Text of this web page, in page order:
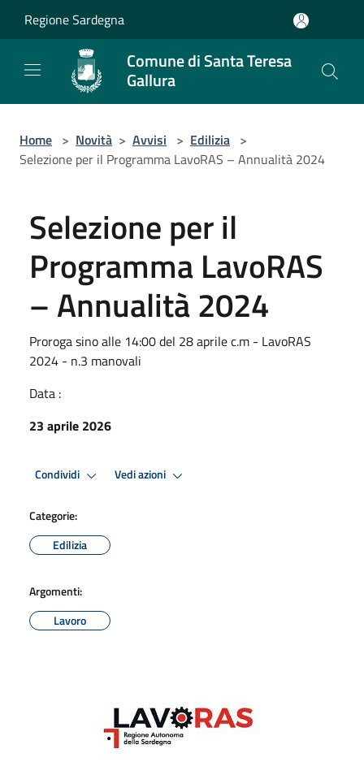
Regione Sardegna
Comune di Santa Teresa
Gallura
Home > Novità > Avvisi > Edilizia >
Selezione per il Programma LavoRAS – Annualità 2024
Selezione per il
Programma LavoRAS
– Annualità 2024
Proroga sino alle 14:00 del 28 aprile c.m - LavoRAS
2024 - n.3 manovali
Data :
23 aprile 2026
Condividi Vedi azioni
Categorie:
Edilizia
Argomenti:
Lavoro